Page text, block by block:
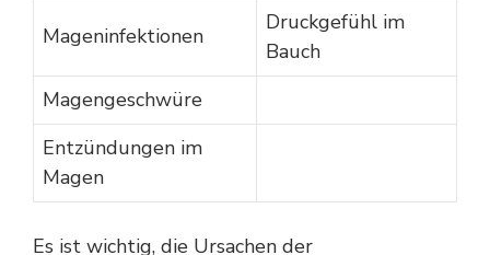
Mageninfektionen
Druckgefühl im
Bauch
Magengeschwüre
Entzündungen im
Magen
Es ist wichtig, die Ursachen der